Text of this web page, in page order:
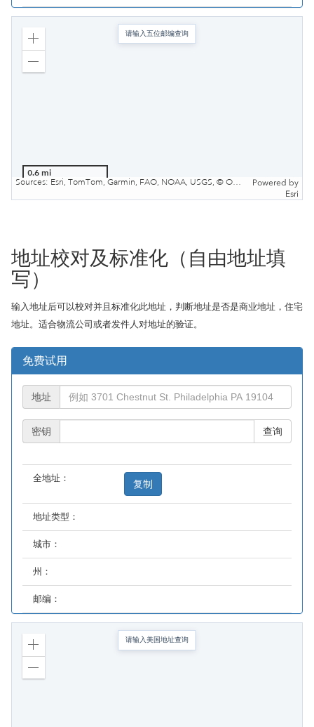
Zoom
0.6 mi
Sources: Esri, TomTom, Garmin, FAO, NOAA, USGS, © OpenStreetMap contributors, and the GIS User Community
Powered by
Esri
请输入五位邮编查询
地址校对及标准化（自由地址填
写）
输入地址后可以校对并且标准化此地址，判断地址是否是商业地址，住宅
地址。适合物流公司或者发件人对地址的验证。
免费试用
地址
密钥 查询
全地址：
复制
地址类型：
城市：
州：
邮编：
Zoom
请输入美国地址查询